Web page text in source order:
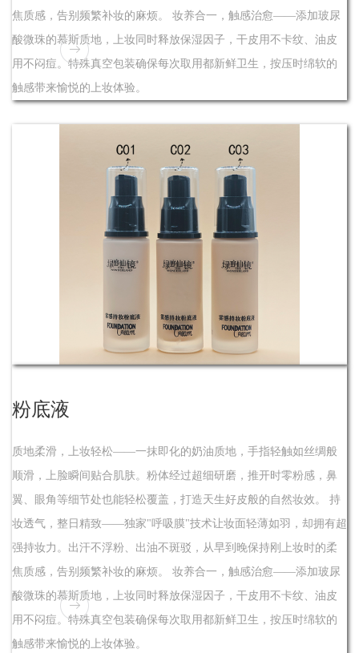
焦质感，告别频繁补妆的麻烦。 妆养合一，触感治愈——添加玻尿
酸微珠的慕斯质地，上妆同时释放保湿因子，干皮用不卡纹、油皮
用不闷痘。特殊真空包装确保每次取用都新鲜卫生，按压时绵软的
触感带来愉悦的上妆体验。
粉底液
质地柔滑，上妆轻松——一抹即化的奶油质地，手指轻触如丝绸般
顺滑，上脸瞬间贴合肌肤。粉体经过超细研磨，推开时零粉感，鼻
翼、眼角等细节处也能轻松覆盖，打造天生好皮般的自然妆效。 持
妆透气，整日精致——独家"呼吸膜"技术让妆面轻薄如羽，却拥有超
强持妆力。出汗不浮粉、出油不斑驳，从早到晚保持刚上妆时的柔
焦质感，告别频繁补妆的麻烦。 妆养合一，触感治愈——添加玻尿
酸微珠的慕斯质地，上妆同时释放保湿因子，干皮用不卡纹、油皮
用不闷痘。特殊真空包装确保每次取用都新鲜卫生，按压时绵软的
触感带来愉悦的上妆体验。